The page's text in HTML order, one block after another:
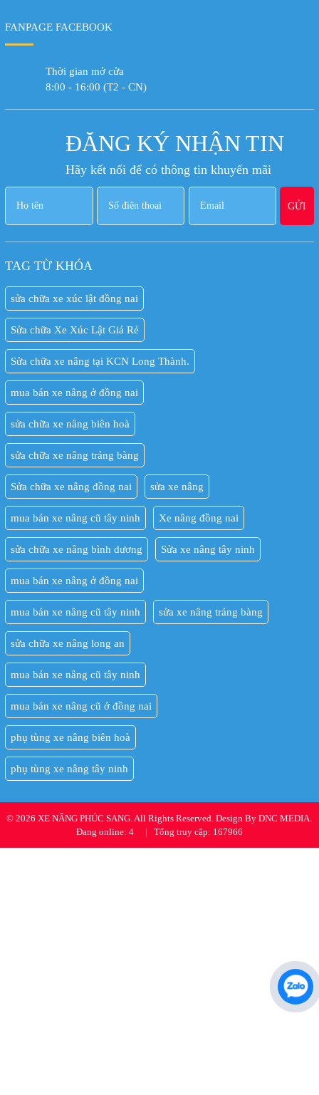
FANPAGE FACEBOOK
Thời gian mở cửa
8:00 - 16:00 (T2 - CN)
ĐĂNG KÝ NHẬN TIN
Hãy kết nối để có thông tin khuyến mãi
TAG TỪ KHÓA
sửa chữa xe xúc lật đồng nai
Sửa chữa Xe Xúc Lật Giá Rẻ
Sửa chữa xe nâng tại KCN Long Thành.
mua bán xe nâng ở đồng nai
sửa chữa xe nâng biên hoà
sửa chữa xe nâng trảng bàng
Sửa chữa xe nâng đồng nai sửa xe nâng
mua bán xe nâng cũ tây ninh Xe nâng đồng nai
sửa chữa xe nâng bình dương Sửa xe nâng tây ninh
mua bán xe nâng ở đồng nai
mua bán xe nâng cũ tây ninh sửa xe nâng trảng bàng
sửa chữa xe nâng long an
mua bán xe nâng cũ tây ninh
mua bán xe nâng cũ ở đồng nai
phụ tùng xe nâng biên hoà
phụ tùng xe nâng tây ninh
© 2026 XE NÂNG PHÚC SANG. All Rights Reserved. Design By DNC MEDIA.
Đang online: 4
| Tổng truy cập: 167966